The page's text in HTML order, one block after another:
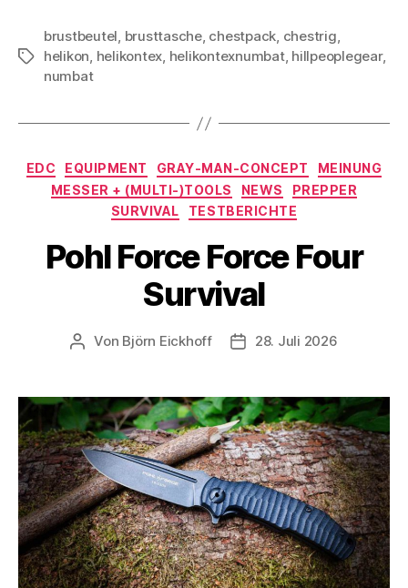
Schlagwörter
brustbeutel, brusttasche, chestpack, chestrig,
helikon, helikontex, helikontexnumbat, hillpeoplegear,
numbat
Kategorien
EDC EQUIPMENT GRAY-MAN-CONCEPT
MEINUNG
MESSER + (MULTI-)TOOLS
NEWS
PREPPER
SURVIVAL
TESTBERICHTE
Pohl Force Force Four
Survival
Beitragsautor
Von Björn Eickhoff Veröffentlichungsdatum
28. Juli 2026